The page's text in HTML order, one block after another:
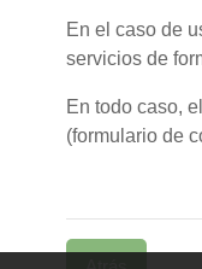
En el caso de
servicios de
En todo caso,
(formulario de